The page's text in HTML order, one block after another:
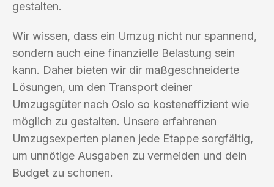
gestalten.
Wir wissen, dass ein Umzug nicht nur spannend,
sondern auch eine finanzielle Belastung sein
kann. Daher bieten wir dir maßgeschneiderte
Lösungen, um den Transport deiner
Umzugsgüter nach Oslo so kosteneffizient wie
möglich zu gestalten. Unsere erfahrenen
Umzugsexperten planen jede Etappe sorgfältig,
um unnötige Ausgaben zu vermeiden und dein
Budget zu schonen.